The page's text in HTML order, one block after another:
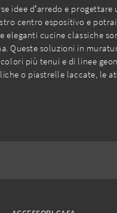
idee d’arredo e progettare
centro espositivo e
eleganti cucine classiche
Queste soluzioni in
più tenui e di linee
o piastrelle laccate, le